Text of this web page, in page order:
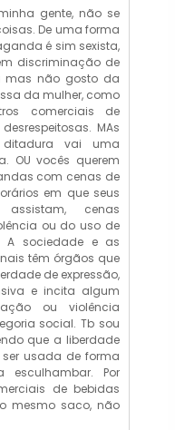
gente, não se
De uma forma
é sim sexista,
discriminação de
mas não gosto da
da mulher, como
comerciais de
MAs
vai uma
OU vocês querem
com cenas de
em que seus
cenas
ou do uso de
A sociedade e as
têm órgãos que
de expressão,
e incita algum
ou violência
social. Tb sou
que a liberdade
usada de forma
esculhambar. Por
de bebidas
mesmo saco, não